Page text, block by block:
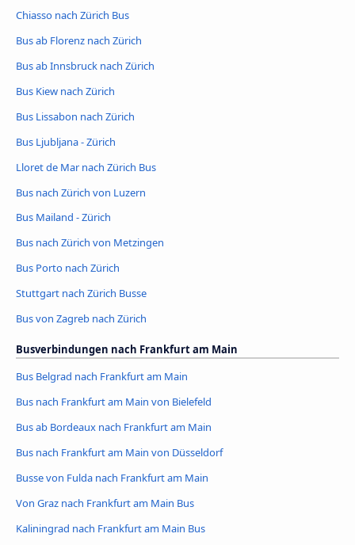
Chiasso nach Zürich Bus
Bus ab Florenz nach Zürich
Bus ab Innsbruck nach Zürich
Bus Kiew nach Zürich
Bus Lissabon nach Zürich
Bus Ljubljana - Zürich
Lloret de Mar nach Zürich Bus
Bus nach Zürich von Luzern
Bus Mailand - Zürich
Bus nach Zürich von Metzingen
Bus Porto nach Zürich
Stuttgart nach Zürich Busse
Bus von Zagreb nach Zürich
Busverbindungen nach Frankfurt am Main
Bus Belgrad nach Frankfurt am Main
Bus nach Frankfurt am Main von Bielefeld
Bus ab Bordeaux nach Frankfurt am Main
Bus nach Frankfurt am Main von Düsseldorf
Busse von Fulda nach Frankfurt am Main
Von Graz nach Frankfurt am Main Bus
Kaliningrad nach Frankfurt am Main Bus